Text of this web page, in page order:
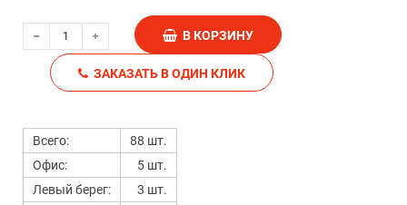
В КОРЗИНУ
ЗАКАЗАТЬ В ОДИН КЛИК
Всего:
88 шт.
Офис:
5 шт.
Левый берег:
3 шт.